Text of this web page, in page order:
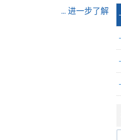
... 进一步了解